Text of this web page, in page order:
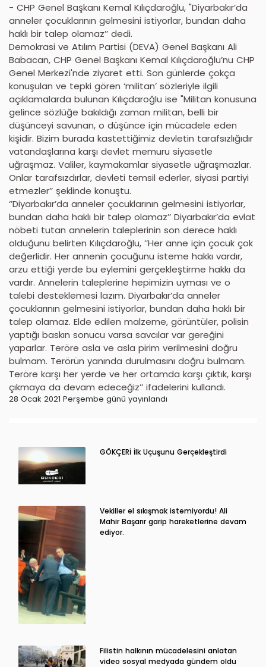
- CHP Genel Başkanı Kemal Kılıçdaroğlu, "Diyarbakır’da
anneler çocuklarının gelmesini istiyorlar, bundan daha
haklı bir talep olamaz’’ dedi.
Demokrasi ve Atılım Partisi (DEVA) Genel Başkanı Ali
Babacan, CHP Genel Başkanı Kemal Kılıçdaroğlu’nu CHP
Genel Merkezi'nde ziyaret etti. Son günlerde çokça
konuşulan ve tepki gören ‘militan’ sözleriyle ilgili
açıklamalarda bulunan Kılıçdaroğlu ise "Militan konusuna
gelince sözlüğe bakıldığı zaman militan, belli bir
düşünceyi savunan, o düşünce için mücadele eden
kişidir. Bizim burada kastettiğimiz devletin tarafsızlığıdır
vatandaşlarına karşı devlet memuru siyasetle
uğraşmaz. Valiler, kaymakamlar siyasetle uğraşmazlar.
Onlar tarafsızdırlar, devleti temsil ederler, siyasi partiyi
etmezler’’ şeklinde konuştu.
‘’Diyarbakır’da anneler çocuklarının gelmesini istiyorlar,
bundan daha haklı bir talep olamaz’’ Diyarbakır’da evlat
nöbeti tutan annelerin taleplerinin son derece haklı
olduğunu belirten Kılıçdaroğlu, ’’Her anne için çocuk çok
değerlidir. Her annenin çocuğunu isteme hakkı vardır,
arzu ettiği yerde bu eylemini gerçekleştirme hakkı da
vardır. Annelerin taleplerine hepimizin uyması ve o
talebi desteklemesi lazım. Diyarbakır’da anneler
çocuklarının gelmesini istiyorlar, bundan daha haklı bir
talep olamaz. Elde edilen malzeme, görüntüler, polisin
yaptığı baskın sonucu varsa savcılar var gereğini
yaparlar. Teröre asla ve asla pirim verilmesini doğru
bulmam. Terörün yanında durulmasını doğru bulmam.
Teröre karşı her yerde ve her ortamda karşı çıktık, karşı
çıkmaya da devam edeceğiz’’ ifadelerini kullandı.
28 Ocak 2021 Perşembe günü yayınlandı
GÖKÇERİ İlk Uçuşunu Gerçekleştirdi
Vekiller el sıkışmak istemiyordu! Ali
Mahir Başarır garip hareketlerine devam
ediyor.
Filistin halkının mücadelesini anlatan
video sosyal medyada gündem oldu